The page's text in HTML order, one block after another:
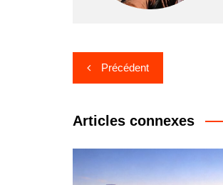
Navigation
de
l’article
Précédent
Articles connexes